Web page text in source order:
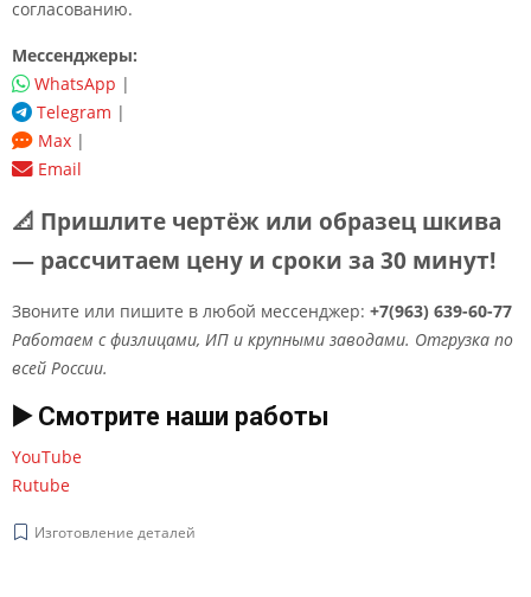
согласованию.
Мессенджеры:
WhatsApp |
Telegram |
Max |
Email
📐 Пришлите чертёж или образец шкива
— рассчитаем цену и сроки за 30 минут!
Звоните или пишите в любой мессенджер: +7(963) 639-60-77
Работаем с физлицами, ИП и крупными заводами. Отгрузка по
всей России.
▶️ Смотрите наши работы
YouTube
Rutube
Изготовление деталей